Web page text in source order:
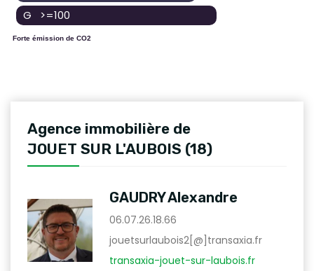
G >=100
Forte émission de CO2
Agence immobilière de
JOUET SUR L'AUBOIS (18)
GAUDRY Alexandre
06.07.26.18.66
jouetsurlaubois2[@]transaxia.fr
transaxia-jouet-sur-laubois.fr